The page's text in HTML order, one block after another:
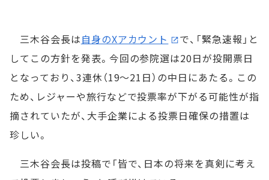
三木谷会長は自身のXアカウント
で、「緊急速報」と
してこの方針を発表。今回の参院選は20日が投開票日
となっており、3連休（19～21日）の中日にあたる。この
ため、レジャーや旅行などで投票率が下がる可能性が指
摘されていたが、大手企業による投票日確保の措置は
珍しい。
三木谷会長は投稿で「皆で、日本の将来を真剣に考え